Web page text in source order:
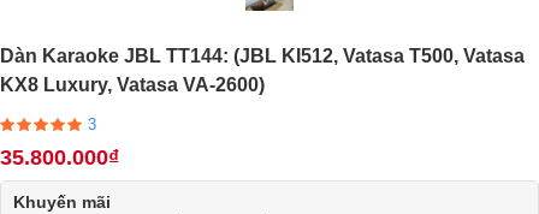
Dàn Karaoke JBL TT144: (JBL KI512, Vatasa T500, Vatasa
KX8 Luxury, Vatasa VA-2600)
3
35.800.000₫
Khuyến mãi